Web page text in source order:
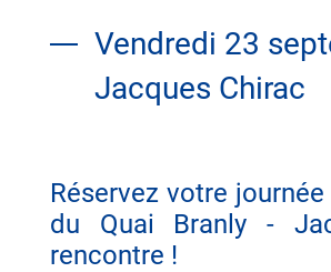
Vendredi 23
Jacques Chirac
Réservez votre
du Quai Branly -
rencontre !